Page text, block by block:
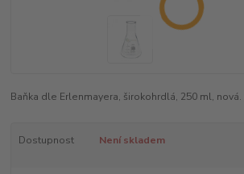
Baňka dle Erlenmayera, širokohrdlá, 250 ml, nová.
Dostupnost Není skladem